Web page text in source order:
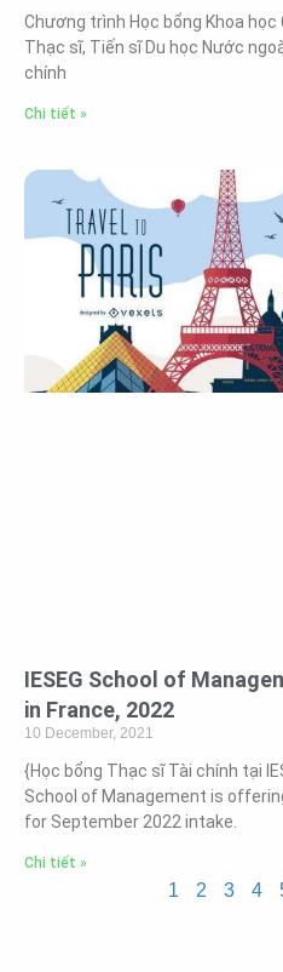
Chương trình Học bổng Khoa học
Thạc sĩ, Tiến sĩ Du học Nước
chính
Chi tiết »
IESEG School of
in France, 2022
10 December, 2021
{Học bổng Thạc sĩ Tài chính tại
School of Management is
for September 2022 intake.
Chi tiết »
1 2 3 4